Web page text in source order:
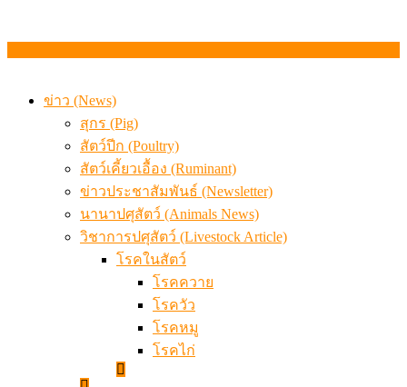
ข่าว (News)
สุกร (Pig)
สัตว์ปีก (Poultry)
สัตว์เคี้ยวเอื้อง (Ruminant)
ข่าวประชาสัมพันธ์ (Newsletter)
นานาปศุสัตว์ (Animals News)
วิชาการปศุสัตว์ (Livestock Article)
โรคในสัตว์
โรคควาย
โรควัว
โรคหมู
โรคไก่